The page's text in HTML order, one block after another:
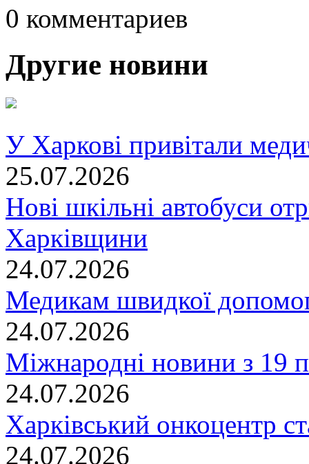
0 комментариев
Другие новини
У Харкові привітали
25.07.2026
Нові шкільні автобуси
Харківщини
24.07.2026
Медикам швидкої
24.07.2026
Міжнародні новини з 19
24.07.2026
Харківський онкоцентр
24.07.2026